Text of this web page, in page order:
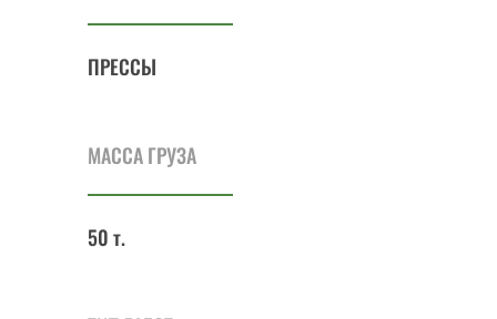
ПРЕССЫ
МАССА ГРУЗА
50 т.